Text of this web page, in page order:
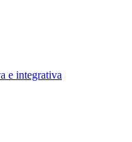
e integrativa